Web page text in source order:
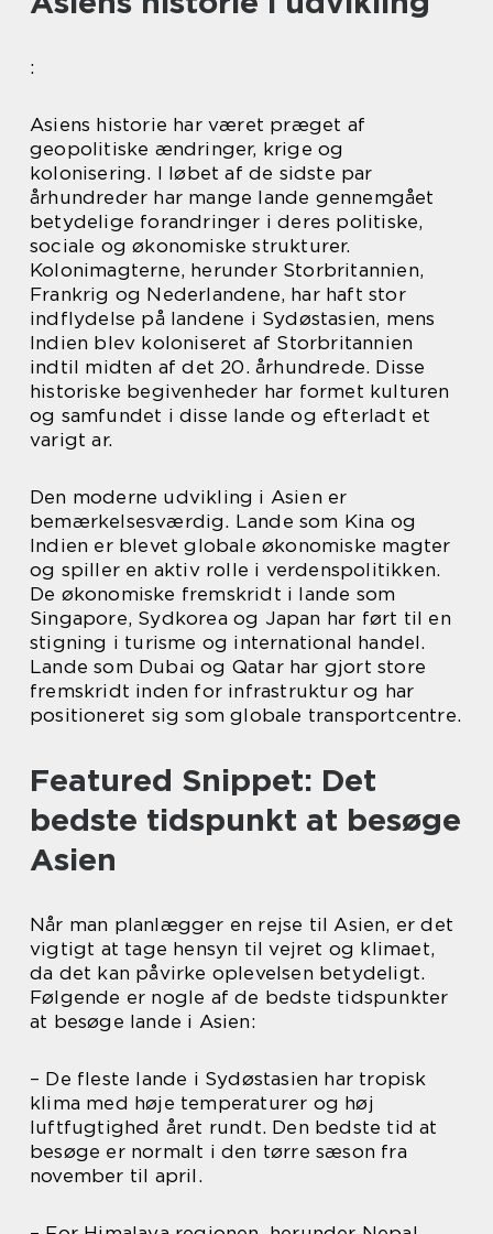
:
Asiens historie har været præget af
geopolitiske ændringer, krige og
kolonisering. I løbet af de sidste par
århundreder har mange lande gennemgået
betydelige forandringer i deres politiske,
sociale og økonomiske strukturer.
Kolonimagterne, herunder Storbritannien,
Frankrig og Nederlandene, har haft stor
indflydelse på landene i Sydøstasien, mens
Indien blev koloniseret af Storbritannien
indtil midten af det 20. århundrede. Disse
historiske begivenheder har formet kulturen
og samfundet i disse lande og efterladt et
varigt ar.
Den moderne udvikling i Asien er
bemærkelsesværdig. Lande som Kina og
Indien er blevet globale økonomiske magter
og spiller en aktiv rolle i verdenspolitikken.
De økonomiske fremskridt i lande som
Singapore, Sydkorea og Japan har ført til en
stigning i turisme og international handel.
Lande som Dubai og Qatar har gjort store
fremskridt inden for infrastruktur og har
positioneret sig som globale transportcentre.
Featured Snippet: Det
bedste tidspunkt at besøge
Asien
Når man planlægger en rejse til Asien, er det
vigtigt at tage hensyn til vejret og klimaet,
da det kan påvirke oplevelsen betydeligt.
Følgende er nogle af de bedste tidspunkter
at besøge lande i Asien:
– De fleste lande i Sydøstasien har tropisk
klima med høje temperaturer og høj
luftfugtighed året rundt. Den bedste tid at
besøge er normalt i den tørre sæson fra
november til april.